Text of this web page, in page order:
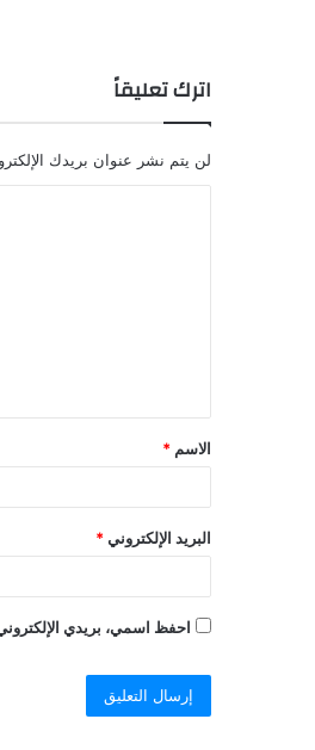
اترك تعليقاً
لن يتم نشر عنوان بريدك
الاسم *
البريد الإلكتروني *
احفظ اسمي، بريدي